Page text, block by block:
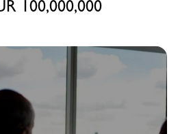
100,000,000